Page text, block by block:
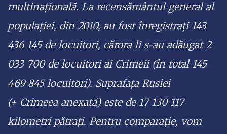
multinațională. La recensământul general al
populației, din 2010, au fost înregistrați 143
436 145 de locuitori, cărora li s-au adăugat 2
033 700 de locuitori ai Crimeii (în total 145
469 845 locuitori). Suprafața Rusiei
(+ Crimeea anexată) este de 17 130 117
kilometri pătrați. Pentru comparație, vom